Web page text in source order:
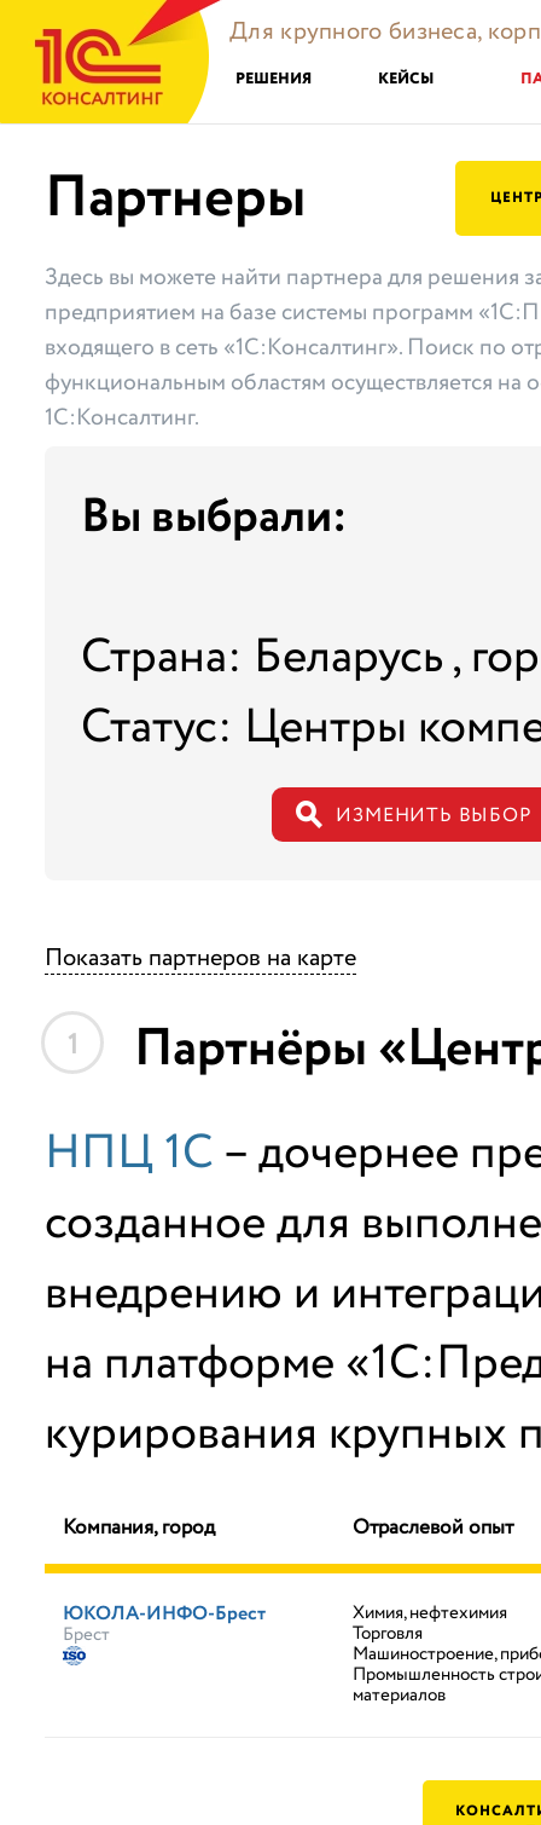
Для крупного бизнеса,
РЕШЕНИЯ КЕЙСЫ
Партнеры
Здесь вы можете найти партнера для решения
предприятием на базе системы программ
входящего в сеть «1С:Консалтинг». Поиск по
функциональным областям осуществляется на
1С:Консалтинг.
Вы выбрали:
Страна: Беларусь ,
Статус: Центры
ИЗМЕНИТЬ ВЫБОР
Показать партнеров на карте
1 Партнёры
НПЦ 1С– дочернее
созданное для
внедрению и
на платформе
курирования крупных
Компания, город Отраслевой опыт
ЮКОЛА-ИНФО-Брест
Брест
Химия, нефтехимия
Торговля
Машиностроение,
Промышленность
материалов